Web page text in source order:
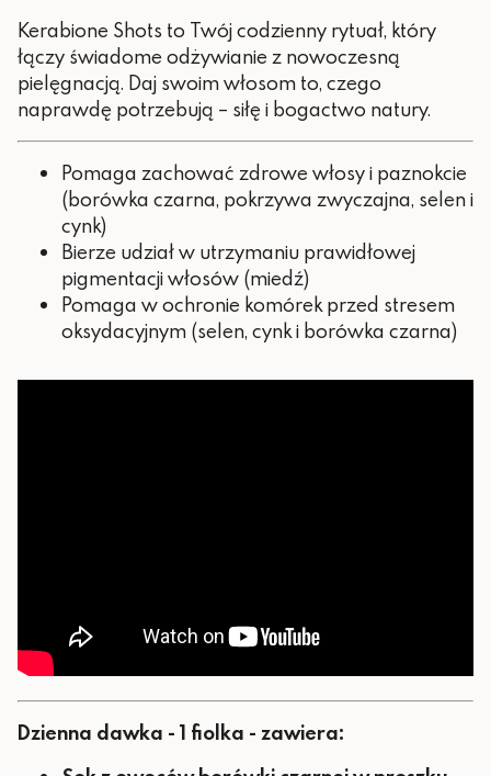
Kerabione Shots to Twój codzienny rytuał, który
łączy świadome odżywianie z nowoczesną
pielęgnacją. Daj swoim włosom to, czego
naprawdę potrzebują – siłę i bogactwo natury.
Pomaga zachować zdrowe włosy i paznokcie
(borówka czarna, pokrzywa zwyczajna, selen i
cynk)
Bierze udział w utrzymaniu prawidłowej
pigmentacji włosów (miedź)
Pomaga w ochronie komórek przed stresem
oksydacyjnym (selen, cynk i borówka czarna)
Dzienna dawka - 1 fiolka - zawiera: